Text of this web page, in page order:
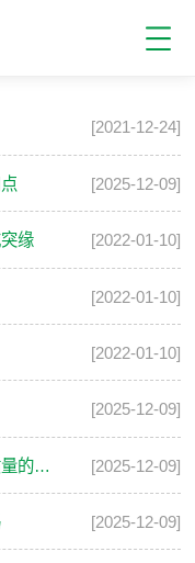
[2021-12-24]
[2025-12-09]
缘 [2022-01-10]
[2022-01-10]
[2022-01-10]
[2025-12-09]
题呢 [2025-12-09]
[2025-12-09]